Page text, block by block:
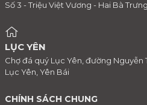
Số 3 - Triệu Việt Vương - Hai Bà
LỤC YÊN
Chợ đá quý Lục Yên, đường Nguyễn
Lục Yên, Yên Bái
CHÍNH SÁCH CHUNG